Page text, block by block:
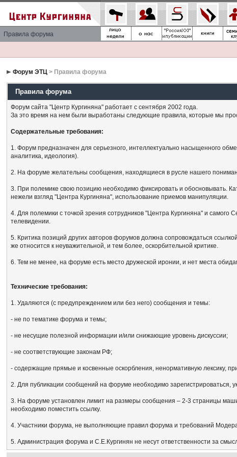
Правила форума
Форум ЭТЦ > Правила форума
Правила форума
Форум сайта "Центр Кургиняна" работает с сентября 2002 года.
За это время на нем были выработаны следующие правила, которые мы
Содержательные требования:
1. Форум предназначен для серьезного, интеллектуально насыщенного
аналитика, идеология).
2. На форуме желательны сообщения, находящиеся в русле нашего
3. При полемике свою позицию необходимо фиксировать и обосновывать.
нежели взгляд "Центра Кургиняна", использование приемов манипуляции.
4. Для полемики с точкой зрения сотрудников "Центра Кургиняна" и
телевидении.
5. Критика позиций других авторов форумов должна сопровождаться
же относится к неуважительной, и тем более, оскорбительной критике.
6. Тем не менее, на форуме есть место дружеской иронии, и нет места
Технические требования:
1. Удаляются (с предупреждением или без него) сообщения и темы:
- не по тематике форума и темы;
- не несущие полезной информации и/или снижающие уровень дискуссии;
- не соответствующие законам РФ;
- содержащие прямые и косвенные оскорбления, ненормативную лексику,
2. Для публикации сообщений на форуме необходимо зарегистрироваться,
3. На форуме установлен лимит на размеры сообщения – 2-3 страницы
необходимо поместить ссылку.
4. Участники форума, не выполняющие правил форума и требований
5. Администрация форума и С.Е.Кургинян не несут ответственности за